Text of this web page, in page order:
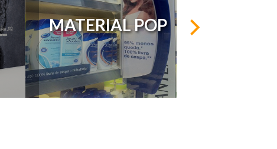
MATERIAL POP